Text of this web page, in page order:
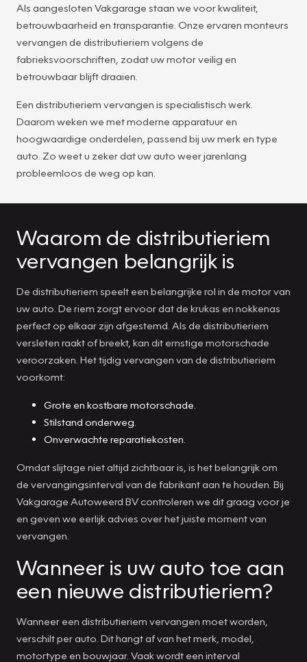
Als aangesloten Vakgarage staan we voor kwaliteit,
betrouwbaarheid en transparantie. Onze ervaren monteurs
vervangen de distributieriem volgens de
fabrieksvoorschriften, zodat uw motor veilig en
betrouwbaar blijft draaien.
Een distributieriem vervangen is specialistisch werk.
Daarom weken we met moderne apparatuur en
hoogwaardige onderdelen, passend bij uw merk en type
auto. Zo weet u zeker dat uw auto weer jarenlang
probleemloos de weg op kan.
Waarom de distributieriem
vervangen belangrijk is
De distributieriem speelt een belangrijke rol in de motor van
uw auto. De riem zorgt ervoor dat de krukas en nokkenas
perfect op elkaar zijn afgestemd. Als de distributieriem
versleten raakt of breekt, kan dit ernstige motorschade
veroorzaken. Het tijdig vervangen van de distributieriem
voorkomt:
Grote en kostbare motorschade.
Stilstand onderweg.
Onverwachte reparatiekosten.
Omdat slijtage niet altijd zichtbaar is, is het belangrijk om
de vervangingsinterval van de fabrikant aan te houden. Bij
Vakgarage Autoweerd BV controleren we dit graag voor je
en geven we eerlijk advies over het juiste moment van
vervangen.
Wanneer is uw auto toe aan
een nieuwe distributieriem?
Wanneer een distributieriem vervangen moet worden,
verschilt per auto. Dit hangt af van het merk, model,
motortype en bouwjaar. Vaak wordt een interval